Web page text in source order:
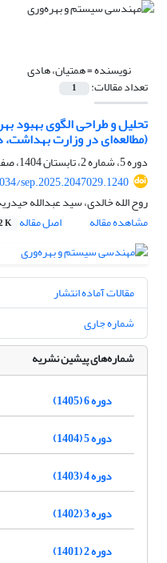
نویسنده =همتیان، هادی
تعداد مقالات: 1
تحلیل و طراحی الگوی بهبود
(مطالعه‌ای در وزارت
دوره 5، شماره 2، تابستان 1404، صفحه
sep.2025.2047029.1240
روح الله خالدی، سید عبدالله
مشاهده مقاله
اصل مقاله K
مقالات آماده انتشار
شماره جاری
شماره‌های پیشین نشریه
دوره 6 (1405)
دوره 5 (1404)
دوره 4 (1403)
دوره 3 (1402)
دوره 2 (1401)